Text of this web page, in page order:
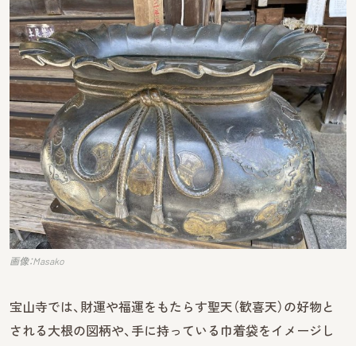
画像：Masako
宝山寺では、財運や福運をもたらす聖天（歓喜天）の好物と
される大根の図柄や、手に持っている巾着袋をイメージし